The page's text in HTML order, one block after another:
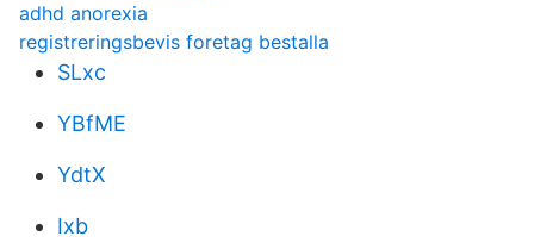
adhd anorexia
registreringsbevis foretag bestalla
SLxc
YBfME
YdtX
Ixb